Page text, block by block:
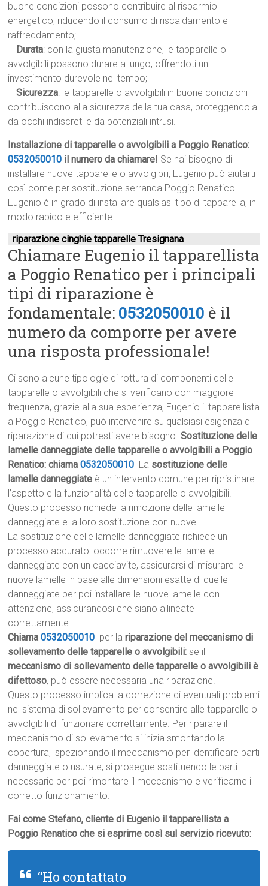
buone condizioni possono contribuire al risparmio
energetico, riducendo il consumo di riscaldamento e
raffreddamento;
– Durata: con la giusta manutenzione, le tapparelle o
avvolgibili possono durare a lungo, offrendoti un
investimento durevole nel tempo;
–Sicurezza: le tapparelle o avvolgibili in buone condizioni
contribuiscono alla sicurezza della tua casa, proteggendola
da occhi indiscreti e da potenziali intrusi.
Installazione di tapparelle o avvolgibili a Poggio Renatico:
0532050010 il numero da chiamare! Se hai bisogno di
installare nuove tapparelle o avvolgibili, Eugenio può aiutarti
così come per sostituzione serranda Poggio Renatico.
Eugenio è in grado di installare qualsiasi tipo di tapparella, in
modo rapido e efficiente.
riparazione cinghie tapparelle Tresignana
Chiamare Eugenio il tapparellista
a Poggio Renatico per i principali
tipi di riparazione è
fondamentale: 0532050010 è il
numero da comporre per avere
una risposta professionale!
Ci sono alcune tipologie di rottura di componenti delle
tapparelle o avvolgibili che si verificano con maggiore
frequenza, grazie alla sua esperienza, Eugenio il tapparellista
a Poggio Renatico, può intervenire su qualsiasi esigenza di
riparazione di cui potresti avere bisogno.Sostituzione delle
lamelle danneggiate delle tapparelle o avvolgibili a Poggio
Renatico: chiama0532050010 La sostituzione delle
lamelle danneggiate è un intervento comune per ripristinare
l’aspetto e la funzionalità delle tapparelle o avvolgibili.
Questo processo richiede la rimozione delle lamelle
danneggiate e la loro sostituzione con nuove.
La sostituzione delle lamelle danneggiate richiede un
processo accurato: occorre rimuovere le lamelle
danneggiate con un cacciavite, assicurarsi di misurare le
nuove lamelle in base alle dimensioni esatte di quelle
danneggiate per poi installare le nuove lamelle con
attenzione, assicurandosi che siano allineate
correttamente.
Chiama0532050010 per lariparazione del meccanismo di
sollevamento delle tapparelle o avvolgibili: se il
meccanismo di sollevamento delle tapparelle o avvolgibili è
difettoso, può essere necessaria una riparazione.
Questo processo implica la correzione di eventuali problemi
nel sistema di sollevamento per consentire alle tapparelle o
avvolgibili di funzionare correttamente. Per riparare il
meccanismo di sollevamento si inizia smontando la
copertura, ispezionando il meccanismo per identificare parti
danneggiate o usurate, si prosegue sostituendo le parti
necessarie per poi rimontare il meccanismo e verificarne il
corretto funzionamento.
Fai come Stefano, cliente di Eugenio il tapparellista a
Poggio Renatico che si esprime così sul servizio ricevuto:
“Ho contattato